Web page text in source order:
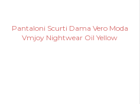
Pantaloni Scurti Dama Vero Moda
Vmjoy Nightwear Oil Yellow